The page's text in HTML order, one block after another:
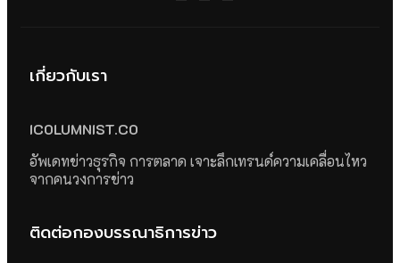
เกี่ยวกับเรา
ICOLUMNIST.CO
อัพเดทข่าวธุรกิจ การตลาด เจาะลึกเทรนด์ความเคลื่อนไหว
จากคนวงการข่าว
ติดต่อกองบรรณาธิการข่าว